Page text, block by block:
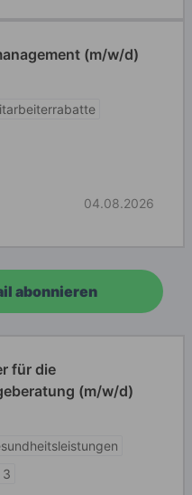
(m/w/d)
04.08.2026
abonnieren
für die
(m/w/d)
3